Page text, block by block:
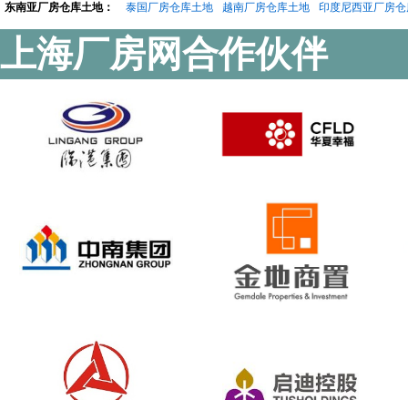
东南亚厂房仓库土地：
泰国厂房仓库土地 越南厂房仓库土地 印度尼西亚厂房
上海厂房网合作伙伴